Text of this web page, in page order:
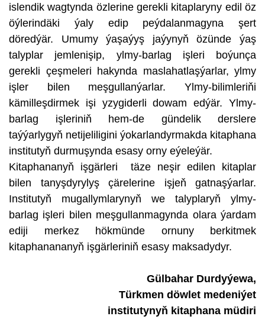
islendik wagtynda özlerine gerekli kitaplaryny edil öz
öýlerindäki ýaly edip peýdalanmagyna şert
döredýär. Umumy ýaşaýyş jaýynyň özünde ýaş
talyplar jemlenişip, ylmy-barlag işleri boýunça
gerekli çeşmeleri hakynda maslahatlaşýarlar, ylmy
işler bilen meşgullanýarlar. Ylmy-bilimleriňi
kämilleşdirmek işi yzygiderli dowam edýär. Ylmy-
barlag işleriniň hem-de gündelik derslere
taýýarlygyň netijeliligini ýokarlandyrmakda kitaphana
institutyň durmuşynda esasy orny eýeleýär.
Kitaphananyň işgärleri täze neşir edilen kitaplar
bilen tanyşdyrylyş çärelerine işjeň gatnaşýarlar.
Institutyň mugallymlarynyň we talyplaryň ylmy-
barlag işleri bilen meşgullanmagynda olara ýardam
ediji merkez hökmünde ornuny berkitmek
kitaphanananyň işgärleriniň esasy maksadydyr.
Gülbahar Durdyýewa,
Türkmen döwlet medeniýet
institutynyň kitaphana müdiri